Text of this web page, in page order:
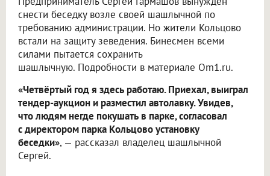
снести беседку возле своей шашлычной по
требованию администрации. Но жители Кольцово
встали на защиту зеведения. Бинесмен всеми
силами пытается сохранить
шашлычную. Подробности в материале Om1.ru.
«Четвёртый год я здесь работаю. Приехал, выиграл
тендер-аукцион и разместил автолавку. Увидев,
что людям негде покушать в парке, согласовал
с директором парка Кольцово установку
беседки», — рассказал владелец шашлычной
Сергей.